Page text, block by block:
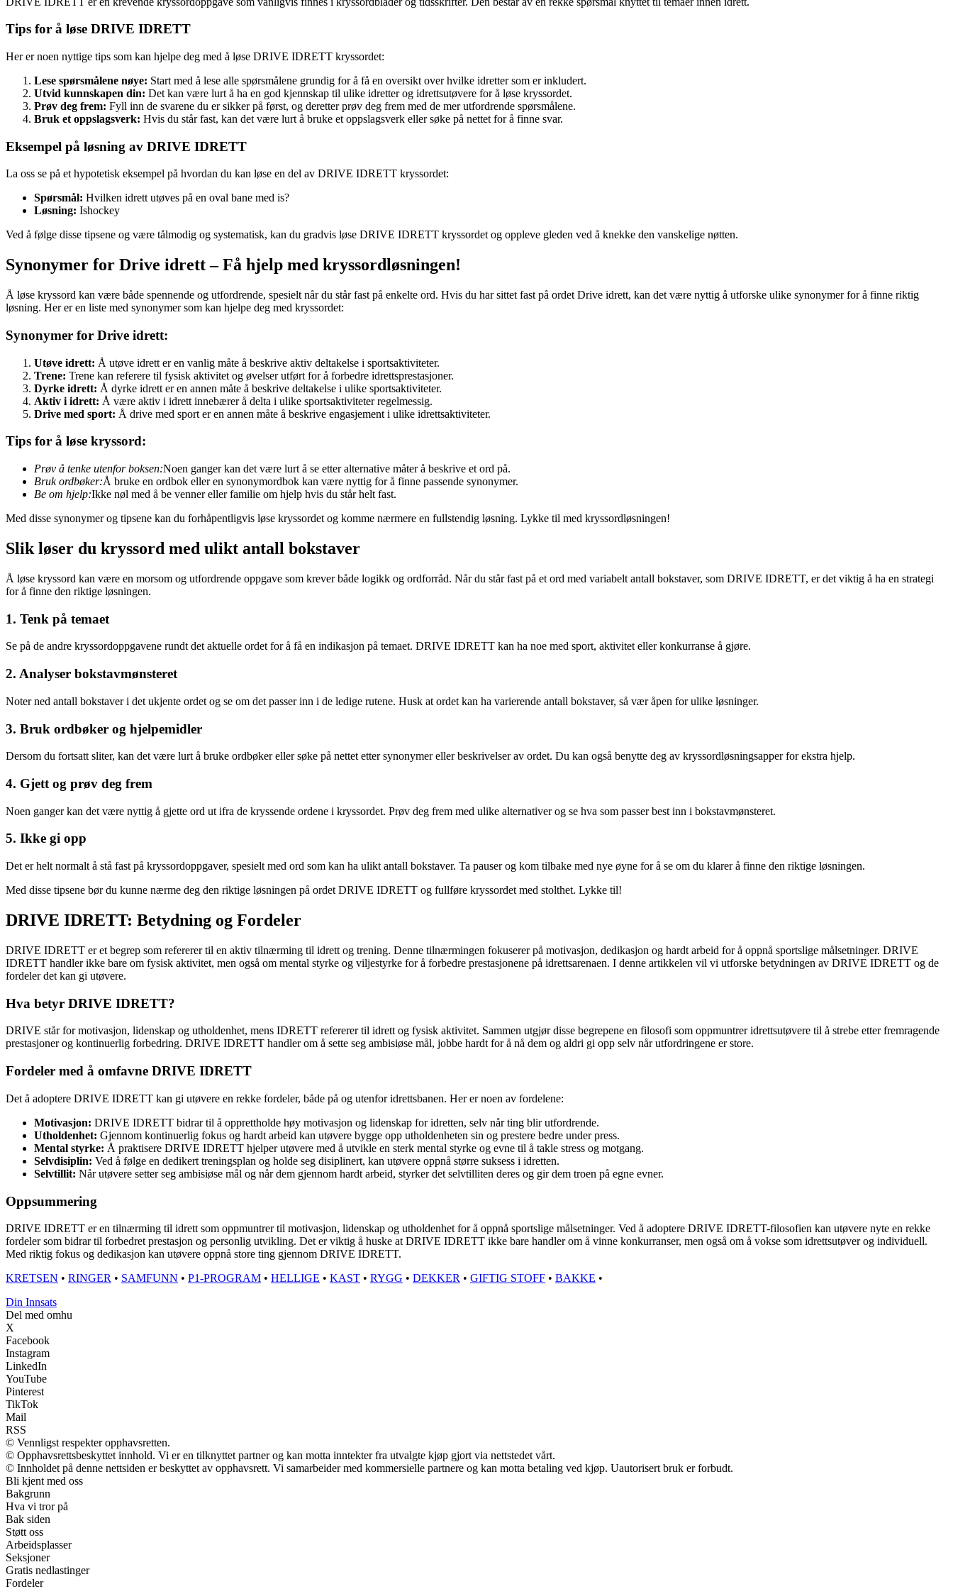
Tips for å løse DRIVE IDRETT
Her er noen nyttige tips som kan hjelpe deg med å løse DRIVE IDRETT kryssordet:
Lese spørsmålene nøye: Start med å lese alle spørsmålene grundig for å få en oversikt over hvilke idretter som er inkludert.
Utvid kunnskapen din: Det kan være lurt å ha en god kjennskap til ulike idretter og idrettsutøvere for å løse kryssordet.
Prøv deg frem: Fyll inn de svarene du er sikker på først, og deretter prøv deg frem med de mer utfordrende spørsmålene.
Bruk et oppslagsverk: Hvis du står fast, kan det være lurt å bruke et oppslagsverk eller søke på nettet for å finne svar.
Eksempel på løsning av DRIVE IDRETT
La oss se på et hypotetisk eksempel på hvordan du kan løse en del av DRIVE IDRETT kryssordet:
Spørsmål: Hvilken idrett utøves på en oval bane med is?
Løsning: Ishockey
Ved å følge disse tipsene og være tålmodig og systematisk, kan du gradvis løse DRIVE IDRETT kryssordet og oppleve gleden ved å knekke den vanskelige nøtten.
Synonymer for Drive idrett – Få hjelp med kryssordløsningen!
Å løse kryssord kan være både spennende og utfordrende, spesielt når du står fast på enkelte ord. Hvis du har sittet fast på ordet Drive idrett, kan det være nyttig å utforske ulike synonymer for å finne riktig
løsning. Her er en liste med synonymer som kan hjelpe deg med kryssordet:
Synonymer for Drive idrett:
Utøve idrett: Å utøve idrett er en vanlig måte å beskrive aktiv deltakelse i sportsaktiviteter.
Trene: Trene kan referere til fysisk aktivitet og øvelser utført for å forbedre idrettsprestasjoner.
Dyrke idrett: Å dyrke idrett er en annen måte å beskrive deltakelse i ulike sportsaktiviteter.
Aktiv i idrett: Å være aktiv i idrett innebærer å delta i ulike sportsaktiviteter regelmessig.
Drive med sport: Å drive med sport er en annen måte å beskrive engasjement i ulike idrettsaktiviteter.
Tips for å løse kryssord:
Prøv å tenke utenfor boksen:Noen ganger kan det være lurt å se etter alternative måter å beskrive et ord på.
Bruk ordbøker:Å bruke en ordbok eller en synonymordbok kan være nyttig for å finne passende synonymer.
Be om hjelp:Ikke nøl med å be venner eller familie om hjelp hvis du står helt fast.
Med disse synonymer og tipsene kan du forhåpentligvis løse kryssordet og komme nærmere en fullstendig løsning. Lykke til med kryssordløsningen!
Slik løser du kryssord med ulikt antall bokstaver
Å løse kryssord kan være en morsom og utfordrende oppgave som krever både logikk og ordforråd. Når du står fast på et ord med variabelt antall bokstaver, som DRIVE IDRETT, er det viktig å ha en strategi
for å finne den riktige løsningen.
1. Tenk på temaet
Se på de andre kryssordoppgavene rundt det aktuelle ordet for å få en indikasjon på temaet. DRIVE IDRETT kan ha noe med sport, aktivitet eller konkurranse å gjøre.
2. Analyser bokstavmønsteret
Noter ned antall bokstaver i det ukjente ordet og se om det passer inn i de ledige rutene. Husk at ordet kan ha varierende antall bokstaver, så vær åpen for ulike løsninger.
3. Bruk ordbøker og hjelpemidler
Dersom du fortsatt sliter, kan det være lurt å bruke ordbøker eller søke på nettet etter synonymer eller beskrivelser av ordet. Du kan også benytte deg av kryssordløsningsapper for ekstra hjelp.
4. Gjett og prøv deg frem
Noen ganger kan det være nyttig å gjette ord ut ifra de kryssende ordene i kryssordet. Prøv deg frem med ulike alternativer og se hva som passer best inn i bokstavmønsteret.
5. Ikke gi opp
Det er helt normalt å stå fast på kryssordoppgaver, spesielt med ord som kan ha ulikt antall bokstaver. Ta pauser og kom tilbake med nye øyne for å se om du klarer å finne den riktige løsningen.
Med disse tipsene bør du kunne nærme deg den riktige løsningen på ordet DRIVE IDRETT og fullføre kryssordet med stolthet. Lykke til!
DRIVE IDRETT: Betydning og Fordeler
DRIVE IDRETT er et begrep som refererer til en aktiv tilnærming til idrett og trening. Denne tilnærmingen fokuserer på motivasjon, dedikasjon og hardt arbeid for å oppnå sportslige målsetninger. DRIVE
IDRETT handler ikke bare om fysisk aktivitet, men også om mental styrke og viljestyrke for å forbedre prestasjonene på idrettsarenaen. I denne artikkelen vil vi utforske betydningen av DRIVE IDRETT og de
fordeler det kan gi utøvere.
Hva betyr DRIVE IDRETT?
DRIVE står for motivasjon, lidenskap og utholdenhet, mens IDRETT refererer til idrett og fysisk aktivitet. Sammen utgjør disse begrepene en filosofi som oppmuntrer idrettsutøvere til å strebe etter fremragende
prestasjoner og kontinuerlig forbedring. DRIVE IDRETT handler om å sette seg ambisiøse mål, jobbe hardt for å nå dem og aldri gi opp selv når utfordringene er store.
Fordeler med å omfavne DRIVE IDRETT
Det å adoptere DRIVE IDRETT kan gi utøvere en rekke fordeler, både på og utenfor idrettsbanen. Her er noen av fordelene:
Motivasjon: DRIVE IDRETT bidrar til å opprettholde høy motivasjon og lidenskap for idretten, selv når ting blir utfordrende.
Utholdenhet: Gjennom kontinuerlig fokus og hardt arbeid kan utøvere bygge opp utholdenheten sin og prestere bedre under press.
Mental styrke: Å praktisere DRIVE IDRETT hjelper utøvere med å utvikle en sterk mental styrke og evne til å takle stress og motgang.
Selvdisiplin: Ved å følge en dedikert treningsplan og holde seg disiplinert, kan utøvere oppnå større suksess i idretten.
Selvtillit: Når utøvere setter seg ambisiøse mål og når dem gjennom hardt arbeid, styrker det selvtilliten deres og gir dem troen på egne evner.
Oppsummering
DRIVE IDRETT er en tilnærming til idrett som oppmuntrer til motivasjon, lidenskap og utholdenhet for å oppnå sportslige målsetninger. Ved å adoptere DRIVE IDRETT-filosofien kan utøvere nyte en rekke
fordeler som bidrar til forbedret prestasjon og personlig utvikling. Det er viktig å huske at DRIVE IDRETT ikke bare handler om å vinne konkurranser, men også om å vokse som idrettsutøver og individuell.
Med riktig fokus og dedikasjon kan utøvere oppnå store ting gjennom DRIVE IDRETT.
KRETSEN • RINGER • SAMFUNN • P1-PROGRAM • HELLIGE • KAST • RYGG • DEKKER • GIFTIG STOFF • BAKKE •
Din Innsats
Del med omhu
X
Facebook
Instagram
LinkedIn
YouTube
Pinterest
TikTok
Mail
RSS
© Vennligst respekter opphavsretten.
© Opphavsrettsbeskyttet innhold. Vi er en tilknyttet partner og kan motta inntekter fra utvalgte kjøp gjort via nettstedet vårt.
© Innholdet på denne nettsiden er beskyttet av opphavsrett. Vi samarbeider med kommersielle partnere og kan motta betaling ved kjøp. Uautorisert bruk er forbudt.
Bli kjent med oss
Bakgrunn
Hva vi tror på
Bak siden
Støtt oss
Arbeidsplasser
Seksjoner
Gratis nedlastinger
Fordeler